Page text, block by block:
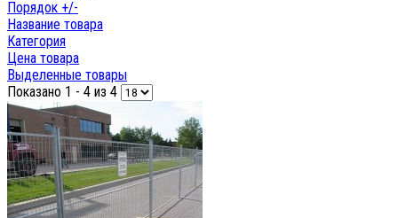
Порядок +/-
Название товара
Категория
Цена товара
Выделенные товары
Показано 1 - 4 из 4